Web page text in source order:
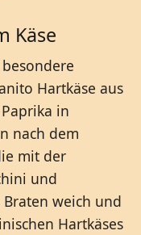
Käse
Hartkäse aus
in
nach dem
mit der
und
weich und
Hartkäses